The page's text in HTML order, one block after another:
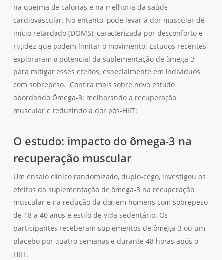
na queima de calorias e na melhoria da saúde
cardiovascular. No entanto, pode levar à dor muscular de
início retardado (DOMS), caracterizada por desconforto e
rigidez que podem limitar o movimento. Estudos recentes
exploraram o potencial da suplementação de ômega-3
para mitigar esses efeitos, especialmente em indivíduos
com sobrepeso. Confira mais sobre novo estudo
abordando Ômega-3: melhorando a recuperação
muscular e reduzindo a dor pós-HIIT:
O estudo: impacto do ômega-3 na
recuperação muscular
Um ensaio clínico randomizado, duplo-cego, investigou os
efeitos da suplementação de ômega-3 na recuperação
muscular e na redução da dor em homens com sobrepeso
de 18 a 40 anos e estilo de vida sedentário. Os
participantes receberam suplementos de ômega-3 ou um
placebo por quatro semanas e durante 48 horas após o
HIIT.